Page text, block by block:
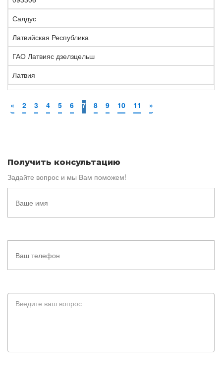
Салдус
Латвийская Республика
ГАО Латвияс дзелзцельш
Латвия
« 2 3 4 5 6 7 8 9 10 11 »
Получить консультацию
Задайте вопрос и мы Вам поможем!